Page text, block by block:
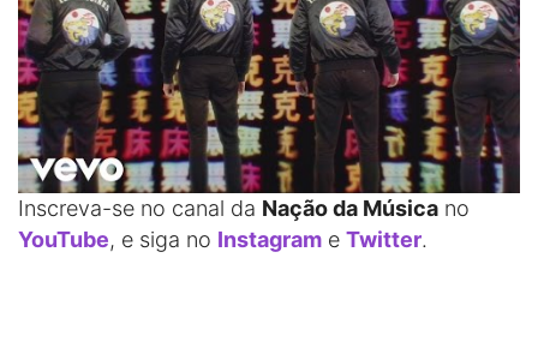
Inscreva-se no canal da Nação da Música no
YouTube, e siga no Instagram e Twitter.